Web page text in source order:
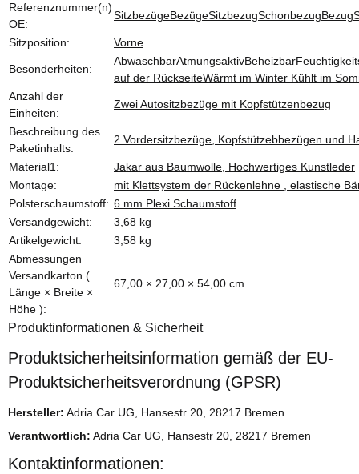
Referenznummer(n)
OE:
SitzbezügeBezügeSitzbezugSchonbezugBezug
Sitzposition: Vorne
Besonderheiten:
AbwaschbarAtmungsaktivBeheizbar
auf der RückseiteWärmt im Winter Kühlt im
Anzahl der
Einheiten:
Zwei Autositzbezüge mit Kopfstützenbezug
Beschreibung des
Paketinhalts:
2 Vordersitzbezüge, Kopfstützebbezügen und
Material1:
Jakar aus Baumwolle, Hochwertiges Kunstleder
Montage:
mit Klettsystem der Rückenlehne , elastische
Polsterschaumstoff: 6 mm Plexi Schaumstoff
Versandgewicht:
3,68 kg
Artikelgewicht:
3,58 kg
Abmessungen
Versandkarton (
Länge × Breite ×
Höhe ):
67,00 × 27,00 × 54,00 cm
Produktinformationen & Sicherheit
Produktsicherheitsinformation gemäß der EU-
Produktsicherheitsverordnung (GPSR)
Hersteller: Adria Car UG, Hansestr 20, 28217 Bremen
Verantwortlich: Adria Car UG, Hansestr 20, 28217 Bremen
Kontaktinformationen: